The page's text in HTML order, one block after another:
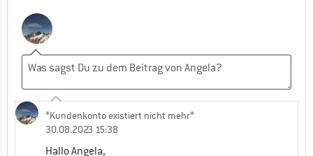
*Kundenkonto existiert nicht mehr*
30.08.2023 15:38
Hallo Angela,